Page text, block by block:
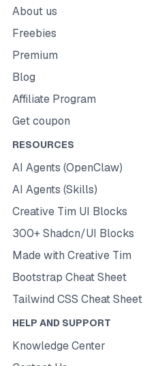
About us
Freebies
Premium
Blog
Affiliate Program
Get coupon
RESOURCES
AI Agents (OpenClaw)
AI Agents (Skills)
Creative Tim UI Blocks
300+ Shadcn/UI Blocks
Made with Creative Tim
Bootstrap Cheat Sheet
Tailwind CSS Cheat Sheet
HELP AND SUPPORT
Knowledge Center